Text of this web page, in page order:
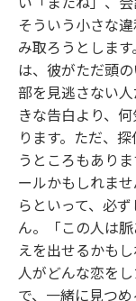
そういう小さな
み取ろうとしま
は、彼がただ頭
部を見逃さない
きな告白より、
ります。ただ、
うところもあり
ールかもしれま
らといって、必
ん。「この人は
えを出せるかも
人がどんな恋を
で、一緒に見つ